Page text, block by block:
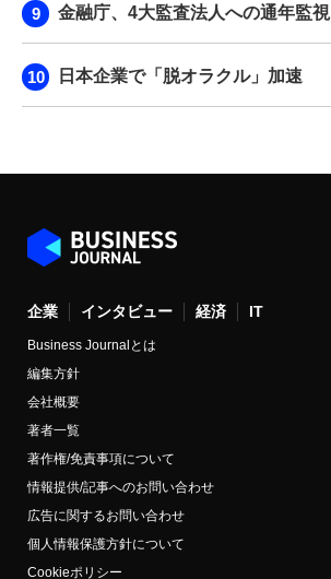
金融庁、4大監査法人への通年監視
日本企業で「脱オラクル」加速
企業 インタビュー 経済 IT
Business Journalとは
編集方針
会社概要
著者一覧
著作権/免責事項について
情報提供/記事へのお問い合わせ
広告に関するお問い合わせ
個人情報保護方針について
Cookieポリシー